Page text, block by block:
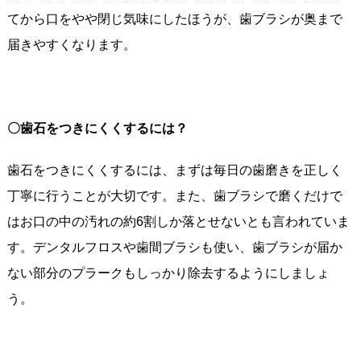
てから口をやや閉じ気味にしたほうが、歯ブラシが奥まで
届きやすくなります。
〇歯石をつきにくくするには？
歯石をつきにくくするには、まずは毎日の歯磨きを正しく
丁寧に行うことが大切です。また、歯ブラシで磨くだけで
はお口の中の汚れの約6割しか落とせないとも言われていま
す。デンタルフロスや歯間ブラシも使い、歯ブラシが届か
ない部分のプラークもしっかり除去するようにしましょ
う。